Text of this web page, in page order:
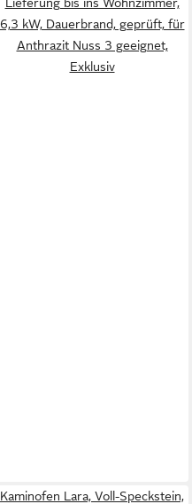
6,3 kW, Dauerbrand, geprüft, für
Anthrazit Nuss 3 geeignet,
Exklusiv
Kaminofen Lara, Voll-Speckstein,